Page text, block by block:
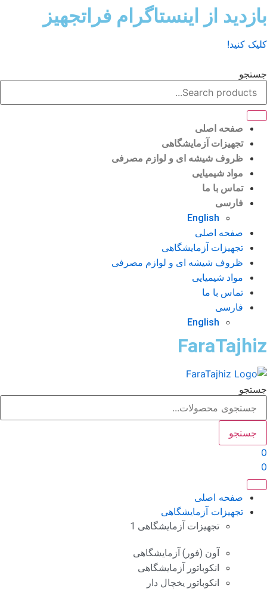
از اینستاگرام فراتجهیز
کنید!
صفحه اصلی
تجهیزات آزمایشگاهی
ظروف شیشه ای و لوازم مصرفی
مواد شیمیایی
تماس با ما
فارسی
English
صفحه اصلی
تجهیزات آزمایشگاهی
ظروف شیشه ای و لوازم مصرفی
مواد شیمیایی
تماس با ما
فارسی
English
جستجو
صفحه اصلی
تجهیزات آزمایشگاهی
تجهیزات آزمایشگاهی 1
آون (فور) آزمایشگاهی
انکوباتور آزمایشگاهی
انکوباتور یخچال دار